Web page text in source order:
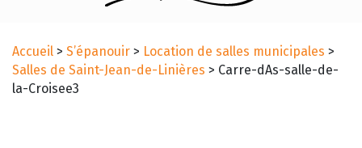
Accueil > S’épanouir > Location de salles municipales >
Salles de Saint-Jean-de-Linières > Carre-dAs-salle-de-
la-Croisee3